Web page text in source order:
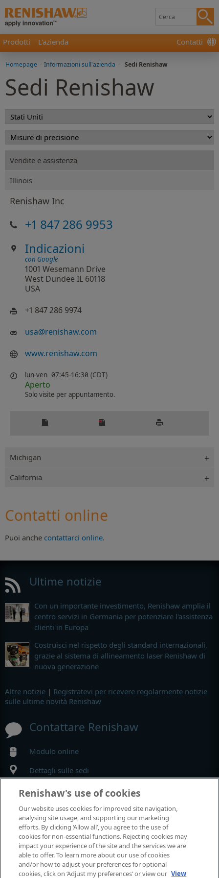
Prodotti L'azienda Contatti
Homepage - Informazioni sull'azienda - Sedi Renishaw
Sedi Renishaw
Vendite e assistenza
Illinois
Renishaw Inc
+1 847 286 9953
Indicazioni
con Google
1001 Wesemann Drive
West Dundee IL 60118
USA
+1 847 286 9974
usa@renishaw.com
www.renishaw.com
lun-ven 07:45-16:30 (CDT)
Aperto
Solo visite per appuntamento.
Michigan
California
Contatti online
Puoi anche contattarci online.
Ultime notizie
Con un importante investimento, Renishaw amplia il
centro servizi in Germania per potenziare l'assistenza
clienti in Europa
Costruisci nel rispetto degli standard internazionali,
grazie al sistema di allineamento laser Renishaw di
nuova generazione
Altre notizie | Registratevi per ricevere regolarmente notizie
sulle ultime novità Renishaw
Contattare Renishaw
Modulo online
Dettagli sulle sedi
MyRenishaw
Negozio online
Fiere e conferenze
Renishaw's use of cookies
Our website uses cookies for improved site navigation,
analysing site usage, and supporting our marketing
efforts. By clicking ‘Allow all’, you agree to the use of
cookies for non-essential functions. Rejecting cookies may
impact your experience of the site and the services we are
able to offer. To learn more about our use of cookies
and/or how to adjust your preferences for optional
cookies, click on ‘Adjust my preferences’ or view our View